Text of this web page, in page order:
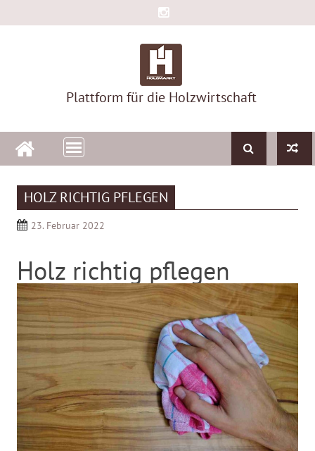
to
Plattform für die Holzwirtschaft
HOLZ RICHTIG PFLEGEN
23. Februar 2022
Holz richtig pflegen